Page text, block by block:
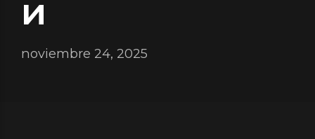
и
noviembre 24, 2025